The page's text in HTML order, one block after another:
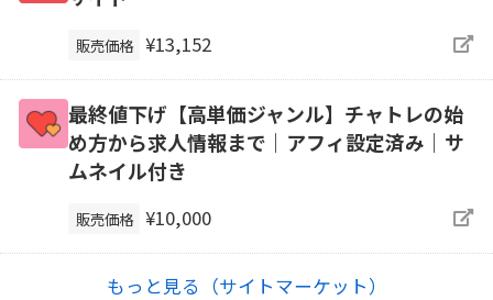
販売価格 ¥13,152
最終値下げ【高単価ジャンル】チャトレの始
め方から求人情報まで｜アフィ設定済み｜サ
ムネイル付き
販売価格 ¥10,000
もっと見る（サイトマーケット）